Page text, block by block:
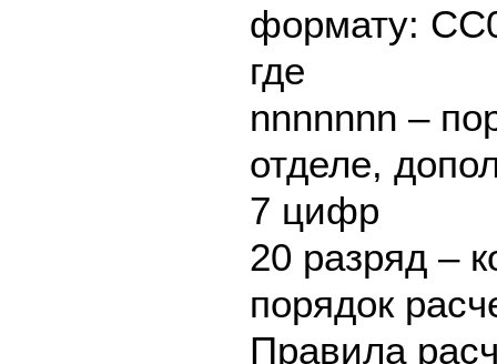
формату:
где
nnnnnnn –
отделе,
7 цифр
20 разряд –
порядок
Правила